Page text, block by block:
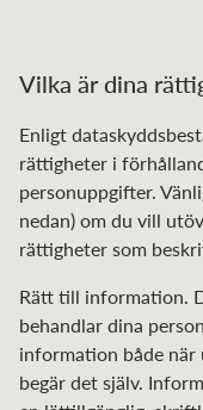
Vilka är dina
Enligt
rättigheter i
personuppgifter.
nedan) om du vill
rättigheter som
Rätt till information.
behandlar dina
information både när
begär det själv.